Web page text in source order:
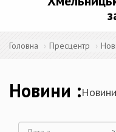
Головна Пресцентр
Новини Новини